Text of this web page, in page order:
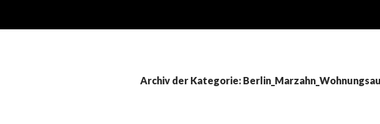
Archiv der Kategorie: